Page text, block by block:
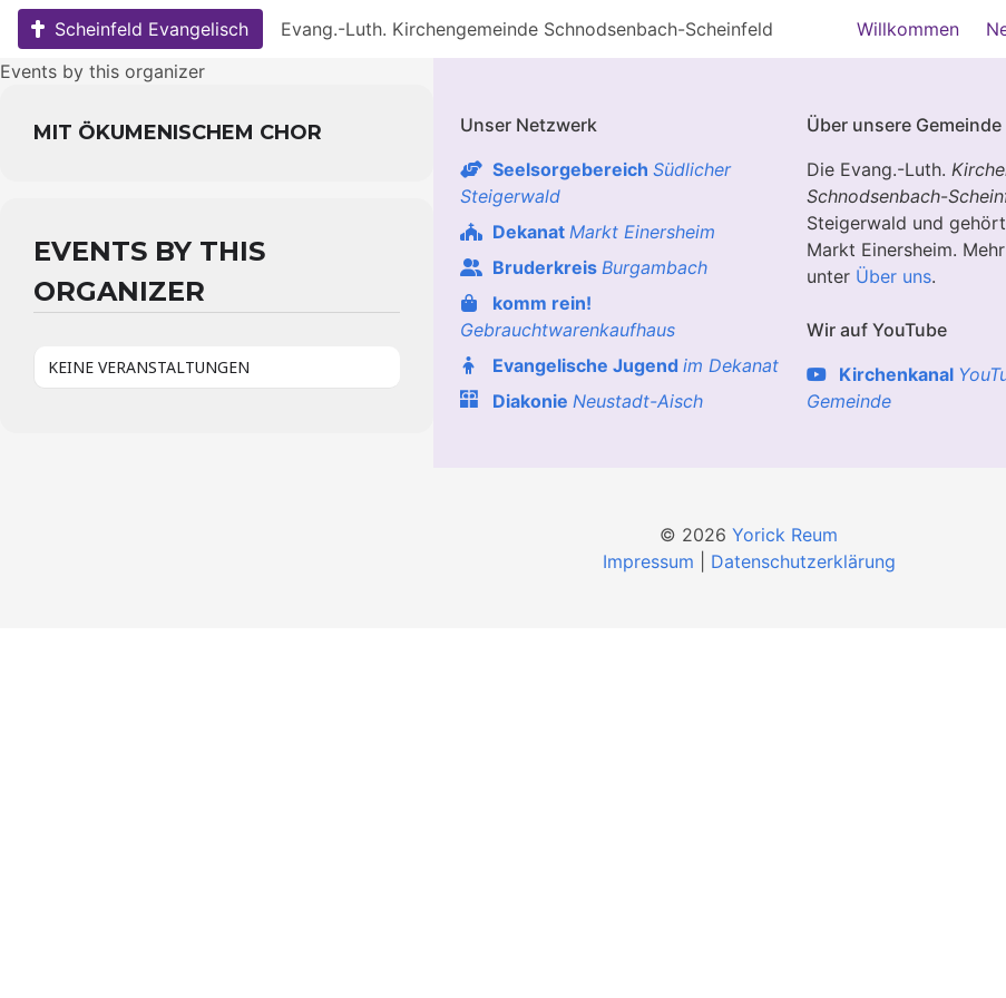
Skip
content
Scheinfeld Evangelisch Evang.-Luth. Kirchengemeinde Schnodsenbach-Scheinfeld Willkommen
Events by this organizer
MIT ÖKUMENISCHEM CHOR
EVENTS BY THIS
ORGANIZER
KEINE VERANSTALTUNGEN
Unser Netzwerk
SeelsorgebereichSüdlicher
Steigerwald
DekanatMarkt Einersheim
BruderkreisBurgambach
komm rein!
Gebrauchtwarenkaufhaus
Evangelische Jugendim Dekanat
DiakonieNeustadt-Aisch
Über unsere Gemeinde
Die Evang.-Luth.
Schnodsenbach-
Steigerwald und
Markt Einersheim.
unter Über uns.
Wir auf YouTube
Kirchenkanal
Gemeinde
© 2026 Yorick Reum
Impressum
Datenschutzerklärung